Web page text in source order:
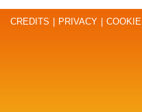
CREDITS PRIVACY COOKIE